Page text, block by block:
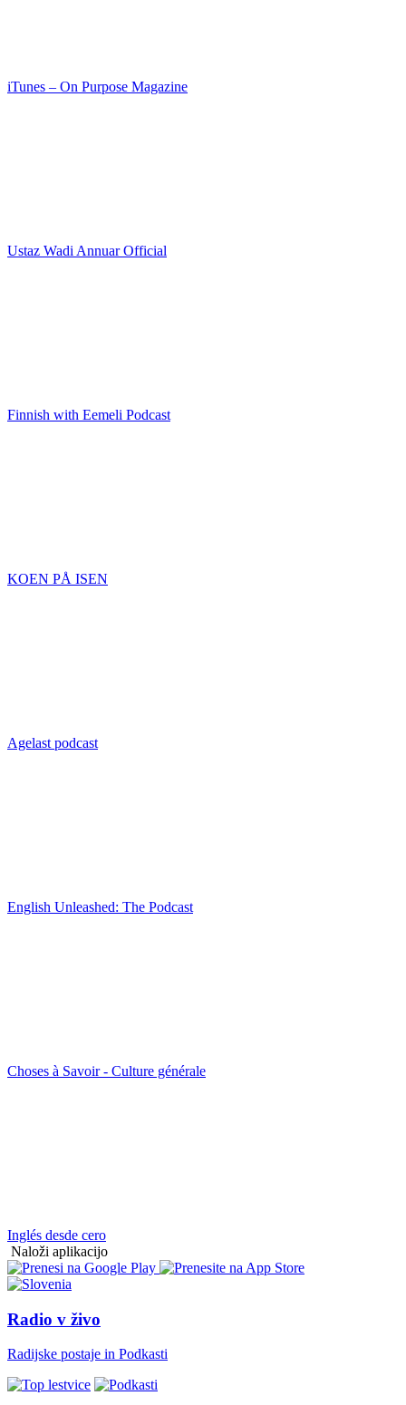
iTunes – On Purpose Magazine
Ustaz Wadi Annuar Official
Finnish with Eemeli Podcast
KOEN PÅ ISEN
Agelast podcast
English Unleashed: The Podcast
Choses à Savoir - Culture générale
Inglés desde cero
Naloži aplikacijo
Radio v živo
Radijske postaje in Podkasti